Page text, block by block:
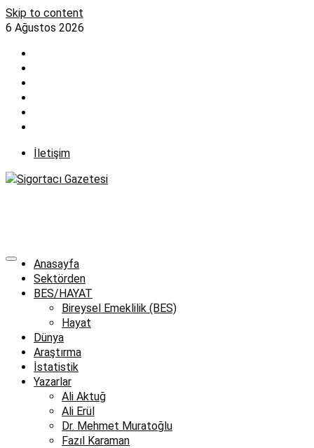
Skip to content
6 Ağustos 2026
İletişim
Anasayfa
Sektörden
BES/HAYAT
Bireysel Emeklilik (BES)
Hayat
Dünya
Araştırma
İstatistik
Yazarlar
Ali Aktuğ
Ali Erül
Dr. Mehmet Muratoğlu
Fazıl Karaman